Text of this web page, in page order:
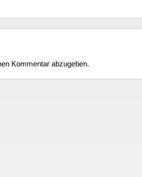
Kommentar abzugeben.